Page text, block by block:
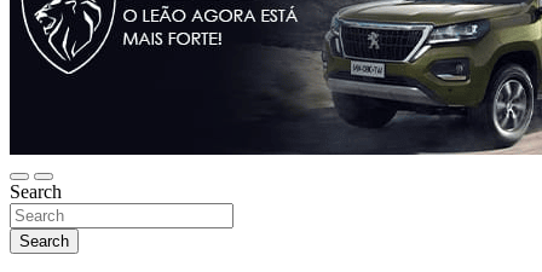
Search
Search